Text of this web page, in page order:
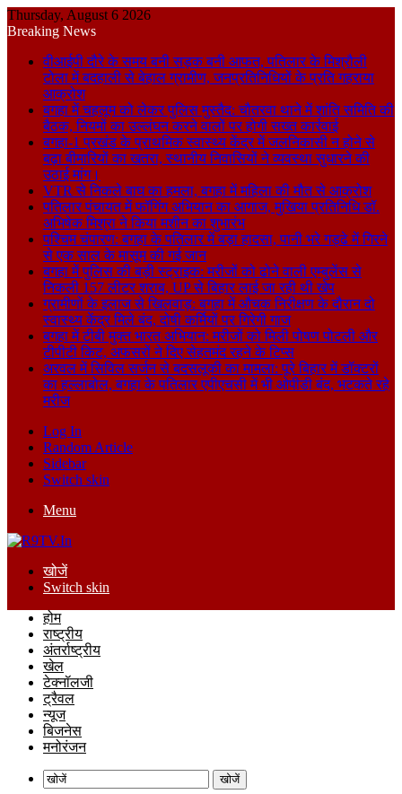
Thursday, August 6 2026
Breaking News
वीआईपी दौरे के समय बनी सड़क बनी आफत, पतिलार के मिश्रौली
टोला में बदहाली से बेहाल ग्रामीण, जनप्रतिनिधियों के प्रति गहराया
आक्रोश
बगहा में चहलूम को लेकर पुलिस मुस्तैद: चौतरवा थाने में शांति समिति की
बैठक, नियमों का उल्लंघन करने वालों पर होगी सख्त कार्रवाई
बगहा-1 प्रखंड के प्राथमिक स्वास्थ्य केंद्र में जलनिकासी न होने से
बढ़ा बीमारियों का खतरा, स्थानीय निवासियों ने व्यवस्था सुधारने की
उठाई मांग।
VTR से निकले बाघ का हमला, बगहा में महिला की मौत से आक्रोश
पतिलार पंचायत में फॉगिंग अभियान का आगाज, मुखिया प्रतिनिधि डॉ.
अभिषेक मिश्रा ने किया मशीन का शुभारंभ
पश्चिम चंपारण: बगहा के पतिलार में बड़ा हादसा, पानी भरे गड्ढे में गिरने
से एक साल के मासूम की गई जान
बगहा में पुलिस की बड़ी स्ट्राइक: मरीजों को ढोने वाली एम्बुलेंस से
निकली 157 लीटर शराब, UP से बिहार लाई जा रही थी खेप
ग्रामीणों के इलाज से खिलवाड़: बगहा में औचक निरीक्षण के दौरान दो
स्वास्थ्य केंद्र मिले बंद, दोषी कर्मियों पर गिरेगी गाज
बगहा में टीबी मुक्त भारत अभियान: मरीजों को मिली पोषण पोटली और
टीपीटी किट, अफसरों ने दिए सेहतमंद रहने के टिप्स
अरवल में सिविल सर्जन से बदसलूकी का मामला: पूरे बिहार में डॉक्टरों
का हल्लाबोल, बगहा के पतिलार एपीएचसी में भी ओपीडी बंद, भटकते रहे
मरीज
Log In
Random Article
Sidebar
Switch skin
Menu
खोजें
Switch skin
होम
राष्ट्रीय
अंतर्राष्ट्रीय
खेल
टेक्नॉलजी
ट्रैवल
न्यूज
बिजनेस
मनोरंजन
खोजें